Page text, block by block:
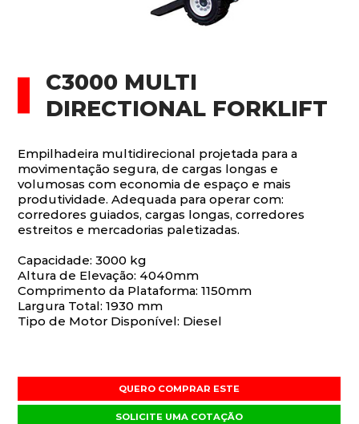
C3000 MULTI
DIRECTIONAL FORKLIFT
Empilhadeira multidirecional projetada para a
movimentação segura, de cargas longas e
volumosas com economia de espaço e mais
produtividade. Adequada para operar com:
corredores guiados, cargas longas, corredores
estreitos e mercadorias paletizadas.
Capacidade: 3000 kg
Altura de Elevação: 4040mm
Comprimento da Plataforma: 1150mm
Largura Total: 1930 mm
Tipo de Motor Disponível: Diesel
QUERO COMPRAR ESTE
SOLICITE UMA COTAÇÃO